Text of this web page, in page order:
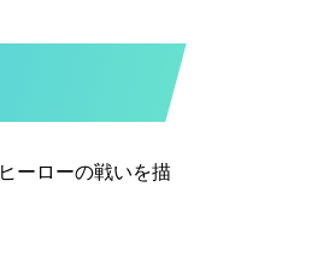
ーローの戦いを描